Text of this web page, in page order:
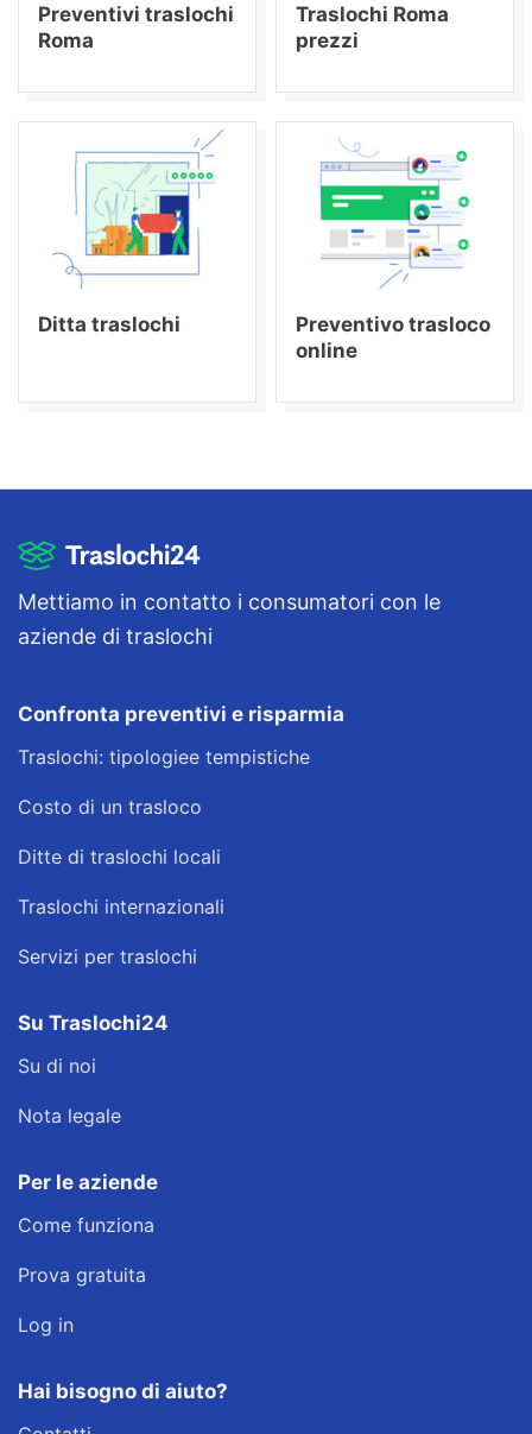
Preventivi traslochi
Roma
Traslochi Roma
prezzi
Ditta traslochi
Preventivo trasloco
online
Mettiamo in contatto i consumatori con le
aziende di traslochi
Confronta preventivi e risparmia
Traslochi: tipologiee tempistiche
Costo di un trasloco
Ditte di traslochi locali
Traslochi internazionali
Servizi per traslochi
Su Traslochi24
Su di noi
Nota legale
Per le aziende
Come funziona
Prova gratuita
Log in
Hai bisogno di aiuto?